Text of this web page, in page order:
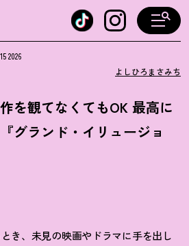
ウェブ
2026
よしひろまさみち
を観てなくてもOK 最高に
グランド・イリュージョ
き、未見の映画やドラマに手を出し